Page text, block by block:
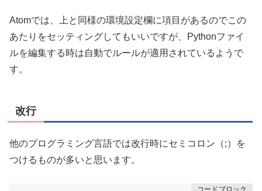
Atomでは、上と同様の環境設定欄に項目があるのでこの
あたりをセッティングしてもいいですが、Pythonファイ
ルを編集する時は自動でルールが適用されているようで
す。
改行
他のプログラミング言語では改行時にセミコロン（;）を
つけるものが多いと思います。